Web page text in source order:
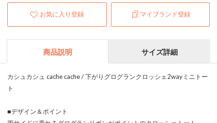
お気に入り登録 マイブランド登録
商品説明 サイズ詳細
カシュカシュ cache cache / 下がりグログランクロッシェ2wayミニトー
ト
■デザイン＆ポイント